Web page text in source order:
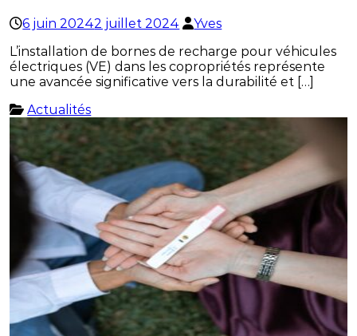
6 juin 20242 juillet 2024
Yves
L’installation de bornes de recharge pour véhicules
électriques (VE) dans les copropriétés représente
une avancée significative vers la durabilité et […]
Actualités